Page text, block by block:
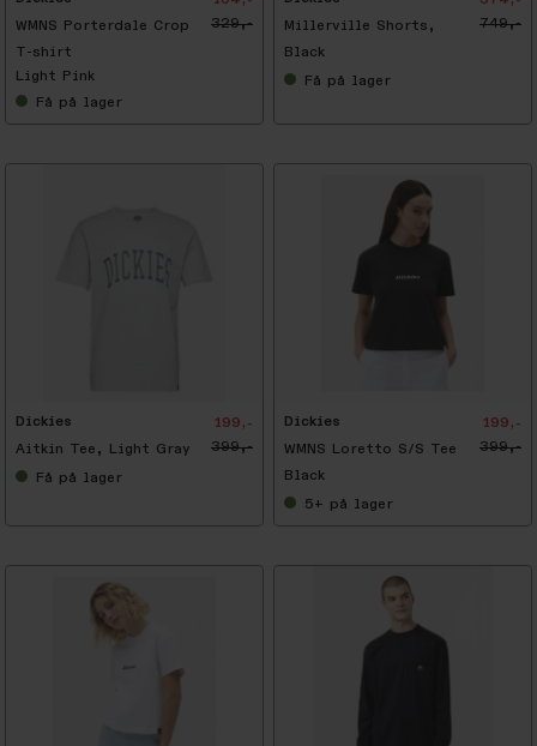
WMNS Porterdale Crop
T-shirt
329,-
Light Pink
Få på lager
Millerville Shorts,
Black
749,-
Få på lager
Dickies
Aitkin Tee, Light Gray
199,-
399,-
Få på lager
Dickies
WMNS Loretto S/S Tee
Black
199,-
399,-
5+ på lager